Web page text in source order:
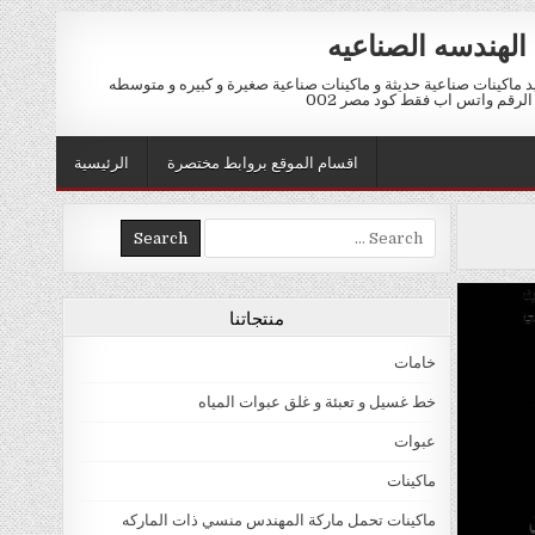
الصناعيه
صناعية حديثة و ماكينات صناعية صغيرة و كبيره و متوسطه
الرئيسية اقسام الموقع بروابط مختصرة
Search for:
منتجاتنا
خامات
خط غسيل و تعبئة و غلق عبوات المياه
عبوات
ماكينات
ماكينات تحمل ماركة المهندس منسي ذات الماركه